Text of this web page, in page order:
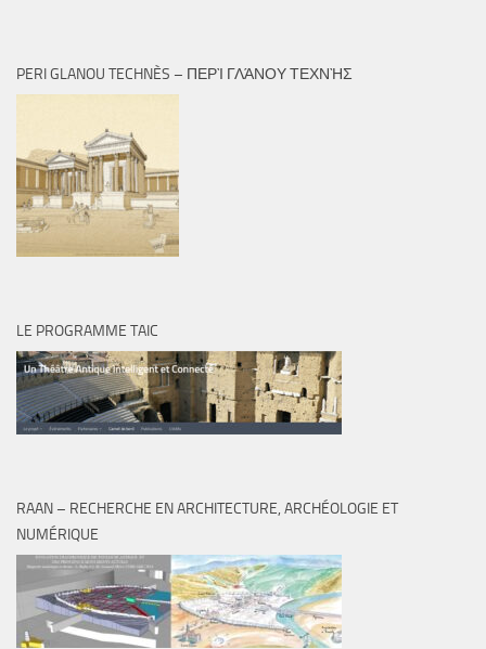
PERI GLANOU TECHNÈS – ΠΕΡῚ ΓΛΆΝΟΥ ΤΕΧΝῊΣ
LE PROGRAMME TAIC
RAAN – RECHERCHE EN ARCHITECTURE, ARCHÉOLOGIE ET
NUMÉRIQUE